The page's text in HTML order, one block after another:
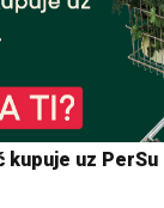
kupuje uz